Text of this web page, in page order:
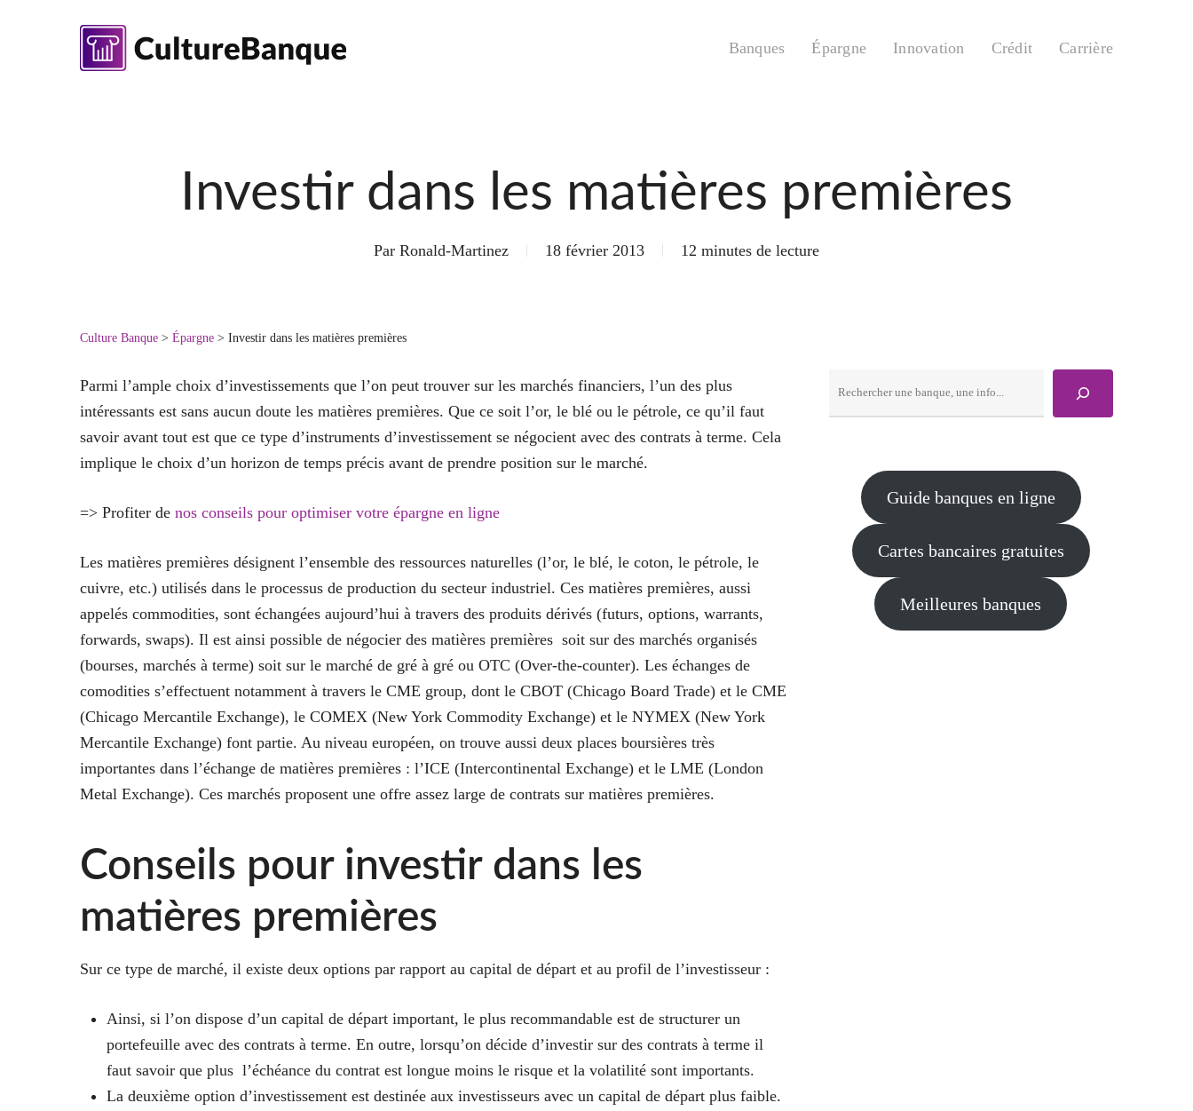
Banques Épargne Innovation Crédit Carrière
Investir dans les matières premières
Par Ronald-Martinez 18 février 2013 12 minutes de lecture
Culture Banque > Épargne > Investir dans les matières premières
Parmi l’ample choix d’investissements que l’on peut trouver sur les marchés financiers, l’un des plus
intéressants est sans aucun doute les matières premières. Que ce soit l’or, le blé ou le pétrole, ce qu’il faut
savoir avant tout est que ce type d’instruments d’investissement se négocient avec des contrats à terme. Cela
implique le choix d’un horizon de temps précis avant de prendre position sur le marché.
=> Profiter de nos conseils pour optimiser votre épargne en ligne
Les matières premières désignent l’ensemble des ressources naturelles (l’or, le blé, le coton, le pétrole, le
cuivre, etc.) utilisés dans le processus de production du secteur industriel. Ces matières premières, aussi
appelés commodities, sont échangées aujourd’hui à travers des produits dérivés (futurs, options, warrants,
forwards, swaps). Il est ainsi possible de négocier des matières premières soit sur des marchés organisés
(bourses, marchés à terme) soit sur le marché de gré à gré ou OTC (Over-the-counter). Les échanges de
comodities s’effectuent notamment à travers le CME group, dont le CBOT (Chicago Board Trade) et le CME
(Chicago Mercantile Exchange), le COMEX (New York Commodity Exchange) et le NYMEX (New York
Mercantile Exchange) font partie. Au niveau européen, on trouve aussi deux places boursières très
importantes dans l’échange de matières premières : l’ICE (Intercontinental Exchange) et le LME (London
Metal Exchange). Ces marchés proposent une offre assez large de contrats sur matières premières.
Conseils pour investir dans les
matières premières
Sur ce type de marché, il existe deux options par rapport au capital de départ et au profil de l’investisseur :
Ainsi, si l’on dispose d’un capital de départ important, le plus recommandable est de structurer un
portefeuille avec des contrats à terme. En outre, lorsqu’on décide d’investir sur des contrats à terme il
faut savoir que plus l’échéance du contrat est longue moins le risque et la volatilité sont importants.
La deuxième option d’investissement est destinée aux investisseurs avec un capital de départ plus faible.
Guide banques en ligne
Cartes bancaires gratuites
Meilleures banques